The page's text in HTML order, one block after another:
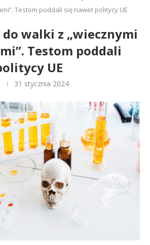
Testom poddali się nawet politycy UE
walki z „wiecznymi
Testom poddali
UE
31 stycznia 2024